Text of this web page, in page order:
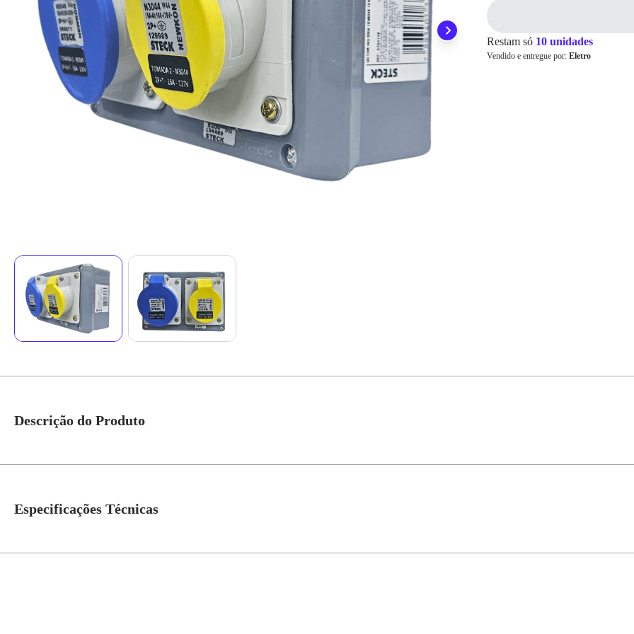
Cartão de
Restam só 10 unidades
Vendido e entregue por: Eletro
Descrição do Produto
Especificações Técnicas